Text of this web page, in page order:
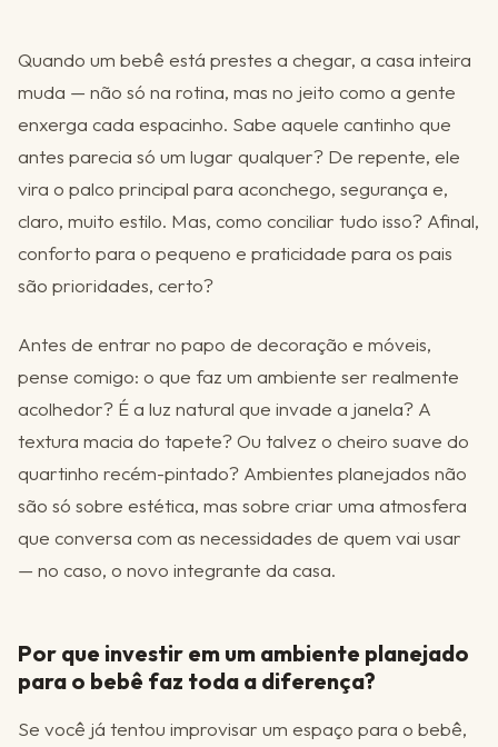
Quando um bebê está prestes a chegar, a casa inteira
muda — não só na rotina, mas no jeito como a gente
enxerga cada espacinho. Sabe aquele cantinho que
antes parecia só um lugar qualquer? De repente, ele
vira o palco principal para aconchego, segurança e,
claro, muito estilo. Mas, como conciliar tudo isso? Afinal,
conforto para o pequeno e praticidade para os pais
são prioridades, certo?
Antes de entrar no papo de decoração e móveis,
pense comigo: o que faz um ambiente ser realmente
acolhedor? É a luz natural que invade a janela? A
textura macia do tapete? Ou talvez o cheiro suave do
quartinho recém-pintado? Ambientes planejados não
são só sobre estética, mas sobre criar uma atmosfera
que conversa com as necessidades de quem vai usar
— no caso, o novo integrante da casa.
Por que investir em um ambiente planejado
para o bebê faz toda a diferença?
Se você já tentou improvisar um espaço para o bebê,